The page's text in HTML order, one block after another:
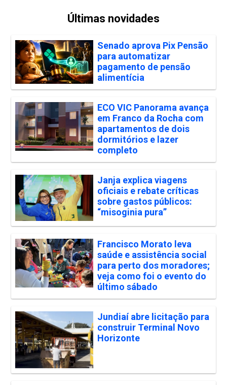
Últimas novidades
Senado aprova Pix Pensão
para automatizar
pagamento de pensão
alimentícia
ECO VIC Panorama avança
em Franco da Rocha com
apartamentos de dois
dormitórios e lazer
completo
Janja explica viagens
oficiais e rebate críticas
sobre gastos públicos:
“misoginia pura”
Francisco Morato leva
saúde e assistência social
para perto dos moradores;
veja como foi o evento do
último sábado
Jundiaí abre licitação para
construir Terminal Novo
Horizonte